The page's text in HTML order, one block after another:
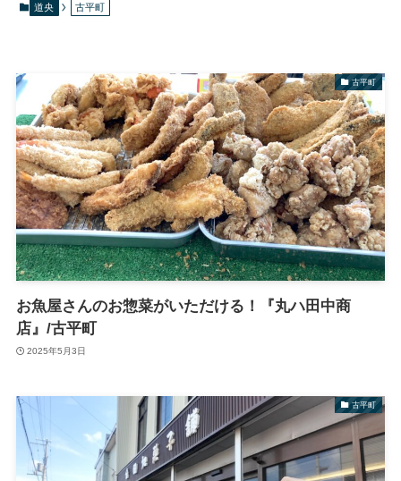
道央 古平町
古平町
お魚屋さんのお惣菜がいただける！『丸ハ田中商
店』/古平町
2025年5月3日
古平町